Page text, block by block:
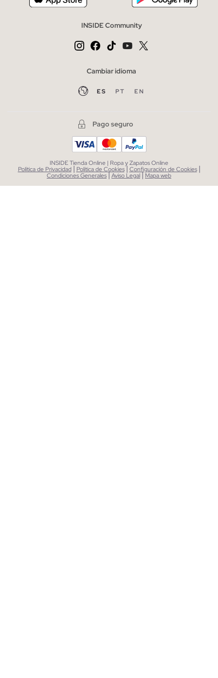
INSIDE Community
Cambiar idioma
ES PT EN
Pago seguro
INSIDE Tienda Online | Ropa y Zapatos Online
Política de Privacidad | Política de Cookies| Configuración de Cookies |
Condiciones Generales|Aviso Legal| Mapa web